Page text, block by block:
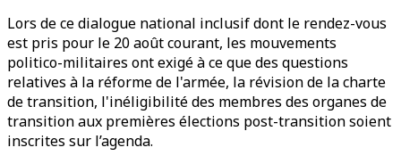
Lors de ce dialogue national inclusif dont le rendez-vous
est pris pour le 20 août courant, les mouvements
politico-militaires ont exigé à ce que des questions
relatives à la réforme de l'armée, la révision de la charte
de transition, l'inéligibilité des membres des organes de
transition aux premières élections post-transition soient
inscrites sur l’agenda.